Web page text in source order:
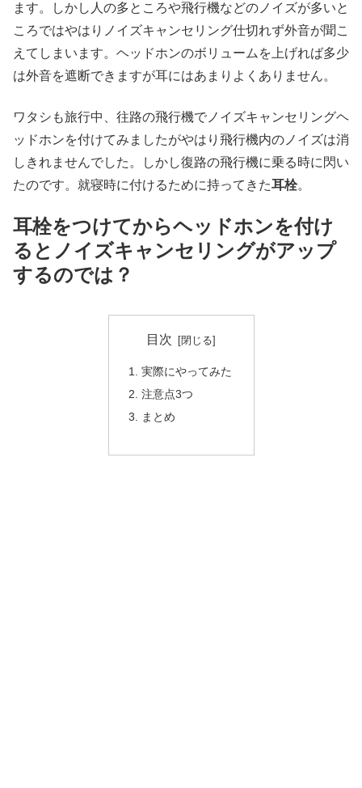
ます。しかし人の多ところや飛行機などのノイズが多いと
ころではやはりノイズキャンセリング仕切れず外音が聞こ
えてしまいます。ヘッドホンのボリュームを上げれば多少
は外音を遮断できますが耳にはあまりよくありません。
ワタシも旅行中、往路の飛行機でノイズキャンセリングヘ
ッドホンを付けてみましたがやはり飛行機内のノイズは消
しきれませんでした。しかし復路の飛行機に乗る時に閃い
たのです。就寝時に付けるために持ってきた耳栓。
耳栓をつけてからヘッドホンを付け
るとノイズキャンセリングがアップ
するのでは？
目次
実際にやってみた
注意点3つ
まとめ